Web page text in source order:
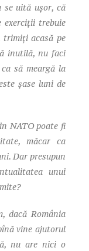
se uită ușor, că
exerciții trebuie
trimiți acasă pe
inutilă, nu faci
să meargă la
șase luni de
NATO poate fi
măcar ca
Dar presupun
unui
România
vine ajutorul
nu are nici o